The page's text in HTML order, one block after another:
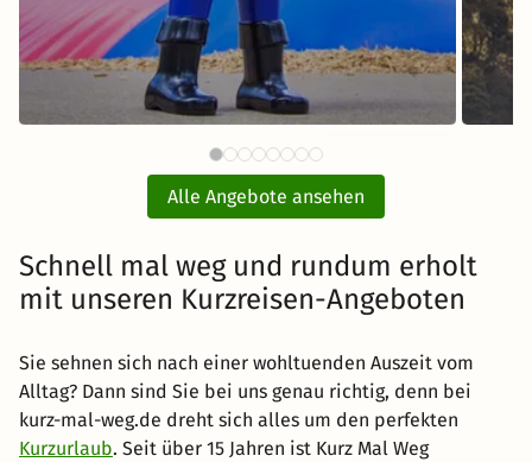
ab64 €
PLAYMOBIL®-FunPark mit Hotel
und Eintritt
inkl. Übernachtung und Frühstück
Zum Angebot
Alle Angebote ansehen
Schnell mal weg und rundum erholt
mit unseren Kurzreisen-Angeboten
Sie sehnen sich nach einer wohltuenden Auszeit vom
Alltag? Dann sind Sie bei uns genau richtig, denn bei
kurz-mal-weg.de dreht sich alles um den perfekten
Kurzurlaub. Seit über 15 Jahren ist Kurz Mal Weg